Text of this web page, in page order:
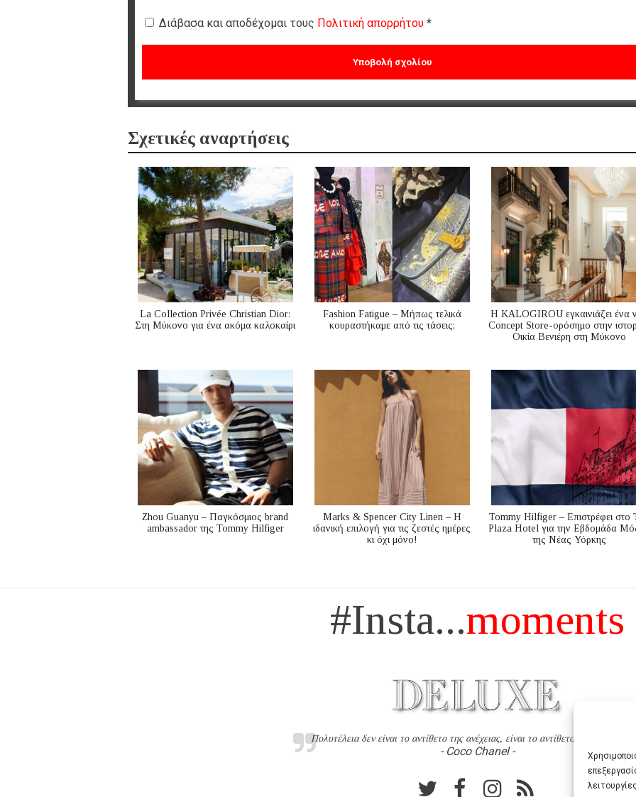
Διάβασα και αποδέχομαι τους Πολιτική απορρήτου *
Σχετικές αναρτήσεις
La Collection Privée Christian Dior:
Στη Μύκονο για ένα ακόμα καλοκαίρι
Fashion Fatigue – Μήπως τελικά
κουραστήκαμε από τις τάσεις;
Η KALOGIROU εγκαινιάζει ένα
Concept Store-ορόσημο στην
Οικία Βενιέρη στη Μύκονο
Zhou Guanyu – Παγκόσμιος brand
ambassador της Tommy Hilfiger
Marks & Spencer City Linen – Η
ιδανική επιλογή για τις ζεστές ημέρες
κι όχι μόνο!
Tommy Hilfiger – Επιστρέφει στο
Plaza Hotel για την Εβδομάδα
της Νέας Υόρκης
#Insta...moments
Πολυτέλεια δεν είναι το αντίθετο της ανέχειας, είναι το αντίθετο της
- Coco Chanel -